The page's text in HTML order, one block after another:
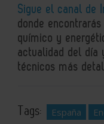
Sigue el canal de
donde
químico y
actualidad del día
técnicos más
Tags: España